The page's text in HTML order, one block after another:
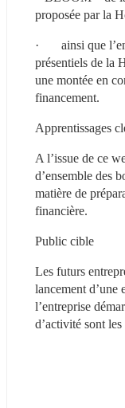
proposée par la
·       ainsi que
présentiels de la
une montée en
financement.
Apprentissages
A l’issue de ce
d’ensemble des
matière de
financière.
Public cible
Les futurs
lancement d’une
l’entreprise
d’activité sont